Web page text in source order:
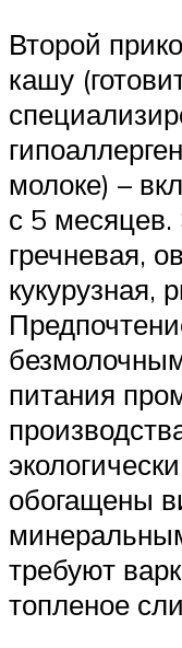
Второй
кашу
молоке) –
с 5 месяцев.
гречневая,
кукурузная,
питания
обогащены
требуют
топленое